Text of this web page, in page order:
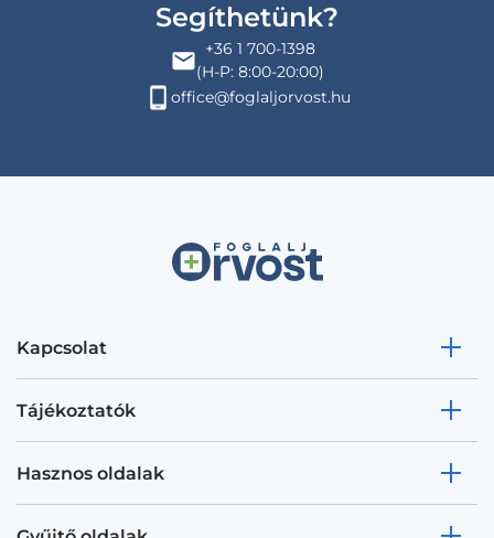
Segíthetünk?
+36 1 700-1398
(H-P: 8:00-20:00)
office@foglaljorvost.hu
Kapcsolat
Tájékoztatók
Hasznos oldalak